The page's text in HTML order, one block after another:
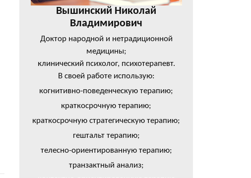
Вышинский Николай
Владимирович
Доктор народной и нетрадиционной
медицины;
клинический психолог, психотерапевт.
В своей работе использую:
когнитивно-поведенческую терапию;
краткосрочную терапию;
краткосрочную стратегическую терапию;
гештальт терапию;
телесно-ориентированную терапию;
транзактный анализ;